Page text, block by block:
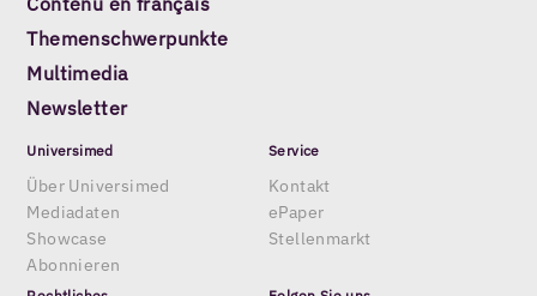
Themenschwerpunkte
Multimedia
Newsletter
Universimed
Über Universimed
Mediadaten
Showcase
Abonnieren
Service
Kontakt
ePaper
Stellenmarkt